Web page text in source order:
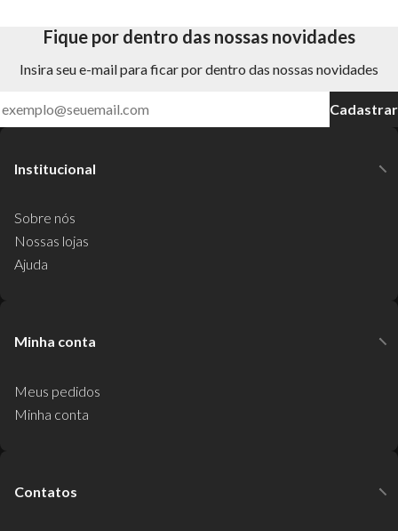
Fique por dentro das nossas novidades
Insira seu e-mail para ficar por dentro das nossas novidades
Cadastrar
Institucional
Sobre nós
Nossas lojas
Ajuda
Minha conta
Meus pedidos
Minha conta
Contatos